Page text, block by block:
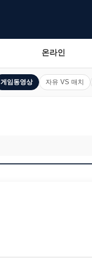
온라인
게임동영상 자유 VS 매치